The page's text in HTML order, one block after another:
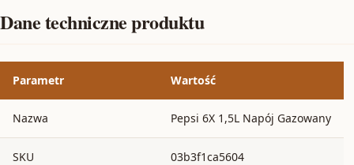
Dane techniczne produktu
Parametr Wartość
Nazwa Pepsi 6X 1,5L Napój Gazowany
SKU 03b3f1ca5604